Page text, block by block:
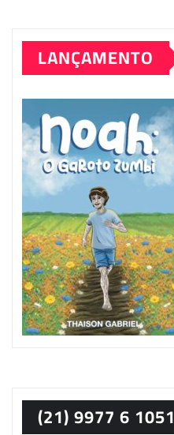
LANÇAMENTO
(21) 9977 6 1051